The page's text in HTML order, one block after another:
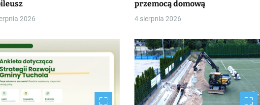
2026
przemocą domową
4 sierpnia 2026